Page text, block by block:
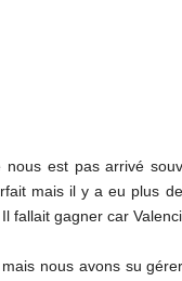
est pas arrivé
mais il y a eu plus
gagner car
nous avons su